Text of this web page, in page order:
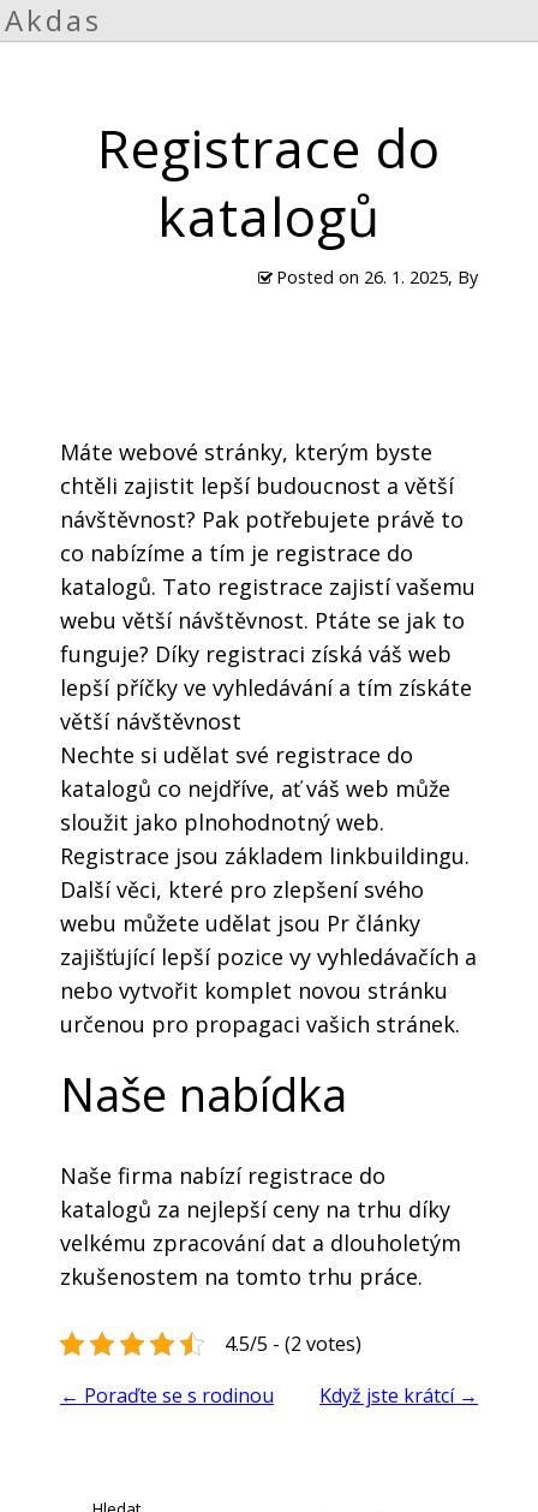
Akdas
Registrace do
katalogů
Posted on 26. 1. 2025, By
Máte webové stránky, kterým byste
chtěli zajistit lepší budoucnost a větší
návštěvnost? Pak potřebujete právě to
co nabízíme a tím je registrace do
katalogů. Tato registrace zajistí vašemu
webu větší návštěvnost. Ptáte se jak to
funguje? Díky registraci získá váš web
lepší příčky ve vyhledávání a tím získáte
větší návštěvnost
Nechte si udělat své registrace do
katalogů co nejdříve, ať váš web může
sloužit jako plnohodnotný web.
Registrace jsou základem linkbuildingu.
Další věci, které pro zlepšení svého
webu můžete udělat jsou Pr články
zajišťující lepší pozice vy vyhledávačích a
nebo vytvořit komplet novou stránku
určenou pro propagaci vašich stránek.
Naše nabídka
Naše firma nabízí registrace do
katalogů za nejlepší ceny na trhu díky
velkému zpracování dat a dlouholetým
zkušenostem na tomto trhu práce.
4.5/5 - (2 votes)
Když jste krátcí →
← Poraďte se s rodinou